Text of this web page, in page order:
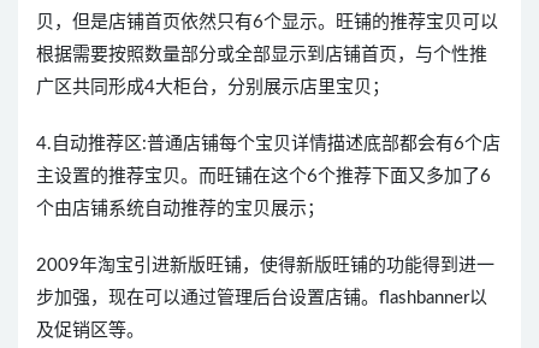
贝，但是店铺首页依然只有6个显示。旺铺的推荐宝贝可以
根据需要按照数量部分或全部显示到店铺首页，与个性推
广区共同形成4大柜台，分别展示店里宝贝；
4.自动推荐区:普通店铺每个宝贝详情描述底部都会有6个店
主设置的推荐宝贝。而旺铺在这个6个推荐下面又多加了6
个由店铺系统自动推荐的宝贝展示；
2009年淘宝引进新版旺铺，使得新版旺铺的功能得到进一
步加强，现在可以通过管理后台设置店铺。flashbanner以
及促销区等。